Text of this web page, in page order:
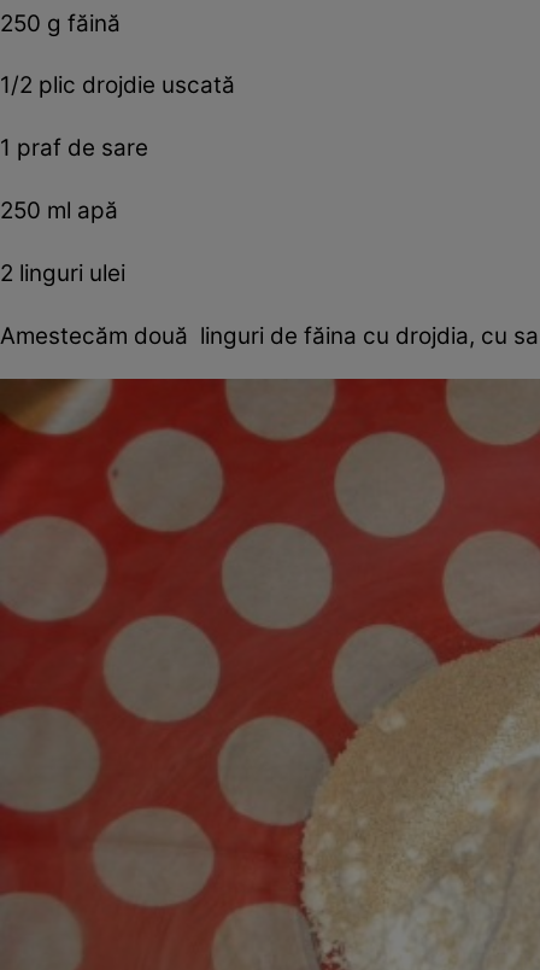
250 g făină
1/2 plic drojdie uscată
1 praf de sare
250 ml apă
2 linguri ulei
Amestecăm două linguri de făina cu drojdia, cu